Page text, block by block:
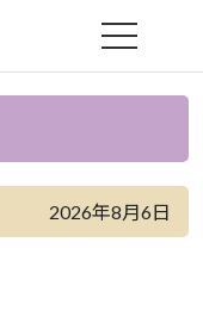
MENU
2026年8月6日